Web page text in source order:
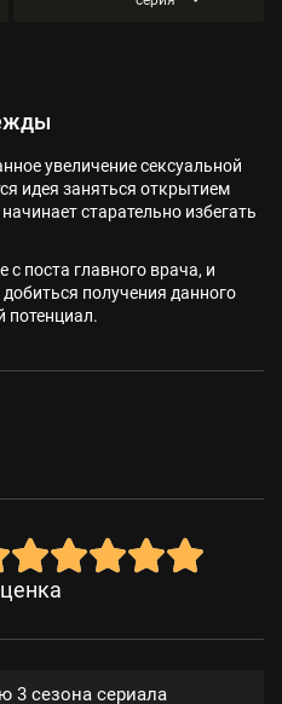
увеличение сексуальной
идея заняться открытием
старательно избегать
поста главного врача, и
получения данного
потенциал.
3 сезона сериала